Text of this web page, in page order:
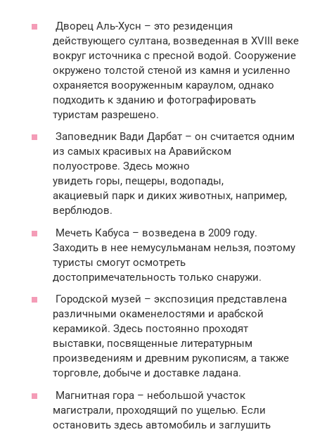
Дворец Аль-Хусн – это резиденция
действующего султана, возведенная в XVIII веке
вокруг источника с пресной водой. Сооружение
окружено толстой стеной из камня и усиленно
охраняется вооруженным караулом, однако
подходить к зданию и фотографировать
туристам разрешено.
Заповедник Вади Дарбат – он считается одним
из самых красивых на Аравийском
полуострове. Здесь можно
увидеть горы, пещеры, водопады,
акациевый парк и диких животных, например,
верблюдов.
Мечеть Кабуса – возведена в 2009 году.
Заходить в нее немусульманам нельзя, поэтому
туристы смогут осмотреть
достопримечательность только снаружи.
Городской музей – экспозиция представлена
различными окаменелостями и арабской
керамикой. Здесь постоянно проходят
выставки, посвященные литературным
произведениям и древним рукописям, а также
торговле, добыче и доставке ладана.
Магнитная гора – небольшой участок
магистрали, проходящий по ущелью. Если
остановить здесь автомобиль и заглушить